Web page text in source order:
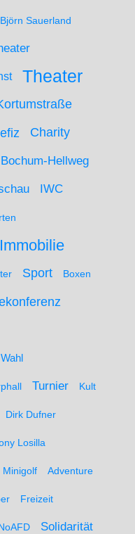
Björn Sauerland
Theater
Charity
Hellweg
IWC
Immobilie
Sport Boxen
Wahl
Turnier Kult
Dirk Dufner
Losilla
Minigolf Adventure
Freizeit
Solidarität